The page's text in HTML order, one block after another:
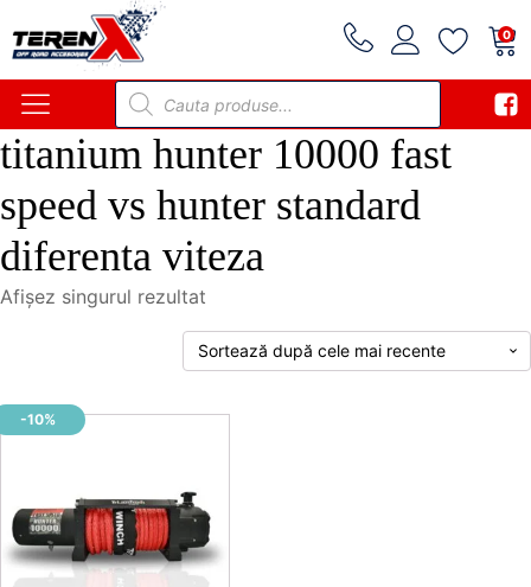
0
Products
search
titanium hunter 10000 fast
speed vs hunter standard
diferenta viteza
Afișez singurul rezultat
-10%